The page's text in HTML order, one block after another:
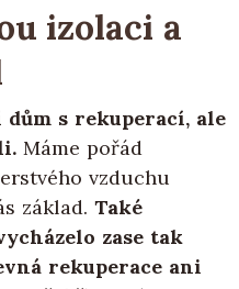
izolaci a
s rekuperací, ale
Máme pořád
vzduchu
základ. Také
zase tak
rekuperace ani